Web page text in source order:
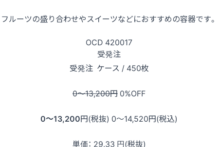
フルーツの盛り合わせやスイーツなどにおすすめの容器です。
OCD 420017
受発注
受発注 ケース / 450枚
0〜13,200円 0%OFF
0〜13,200円(税抜) 0〜14,520円(税込)
単価： 29.33 円(税抜)